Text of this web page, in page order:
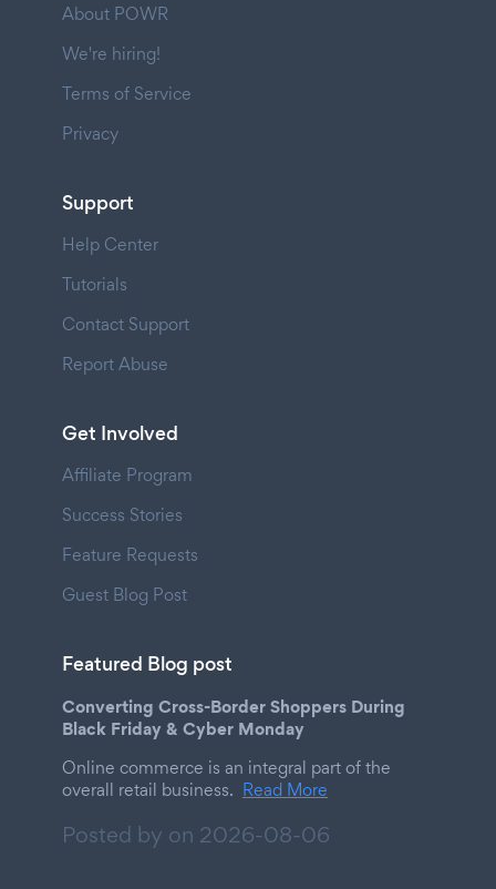
About POWR
We're hiring!
Terms of Service
Privacy
Support
Help Center
Tutorials
Contact Support
Report Abuse
Get Involved
Affiliate Program
Success Stories
Feature Requests
Guest Blog Post
Featured Blog post
Converting Cross-Border Shoppers During
Black Friday & Cyber Monday
Online commerce is an integral part of the
overall retail business. Read More
Posted by on 2026-08-06